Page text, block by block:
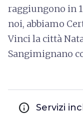
raggiungono in
noi, abbiamo
Vinci la città
Sangimignano
info Servizi